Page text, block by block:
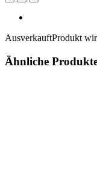
AusverkauftProdukt
Ähnliche